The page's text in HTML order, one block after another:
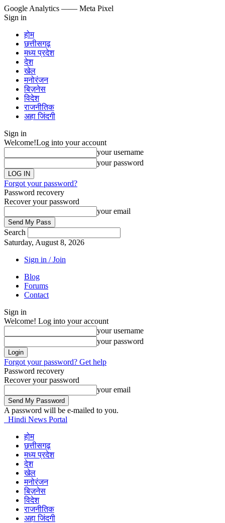
Google Analytics —— Meta Pixel
Sign in
होम
छत्तीसगढ़
मध्य प्रदेश
देश
खेल
मनोरंजन
बिज़नेस
विदेश
राजनीतिक
अहा जिंदगी
Sign in
Welcome!Log into your account
your username
your password
Forgot your password?
Password recovery
Recover your password
your email
Search
Saturday, August 8, 2026
Sign in / Join
Blog
Forums
Contact
Sign in
Welcome! Log into your account
your username
your password
Forgot your password? Get help
Password recovery
Recover your password
your email
A password will be e-mailed to you.
Hindi News Portal
होम
छत्तीसगढ़
मध्य प्रदेश
देश
खेल
मनोरंजन
बिज़नेस
विदेश
राजनीतिक
अहा जिंदगी